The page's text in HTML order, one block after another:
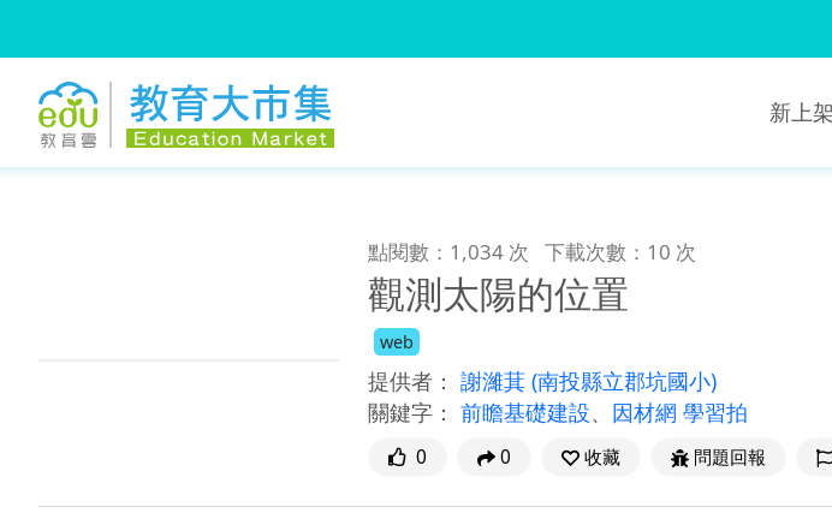
新上
點閱數：1,034 次 下載次數：10 次
觀測太陽的位置
web
提供者： 謝濰萁 (南投縣立郡坑國小)
關鍵字： 前瞻基礎建設、 因材網 學習拍
0 0 收藏 問題回報